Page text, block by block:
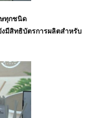
ษทุกชนิด
งมีสิทธิบัตรการผลิตสำหรับ